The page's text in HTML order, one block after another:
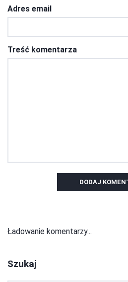
Adres email
Treść komentarza
DODAJ
Ładowanie komentarzy...
Szukaj